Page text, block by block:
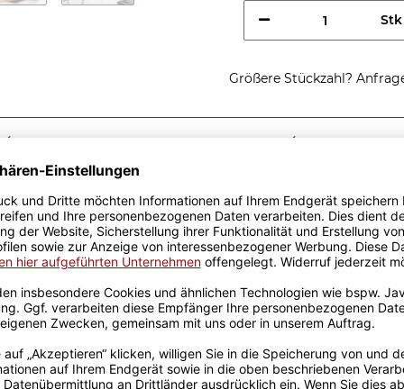
Stk
Größere Stückzahl?
ist eine tolle
Berufe-Tassen aus
unserem Grafik-Team
in unserer eigenen
Passende Verpackungen